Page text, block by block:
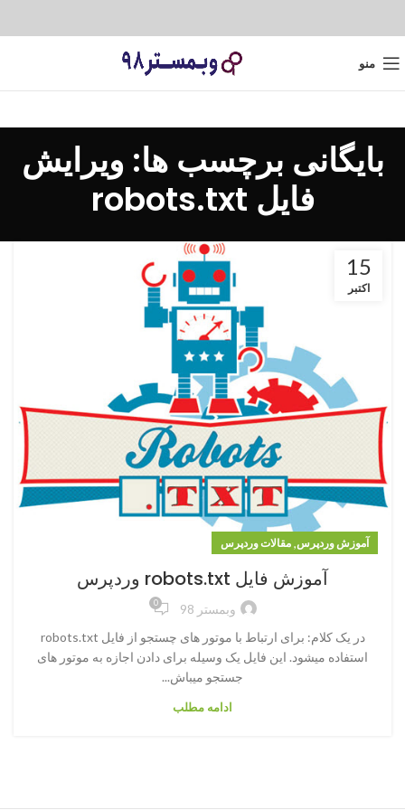
منو
بایگانی برچسب ها: ویرایش
فایل robots.txt
15
اکتبر
آموزش وردپرس, مقالات وردپرس
آموزش فایل robots.txt وردپرس
وبمستر 98 0
در یک کلام: برای ارتباط با موتور های چستجو از فایل robots.txt
استفاده میشود. این فایل یک وسیله برای دادن اجازه به موتور های
جستجو میباش...
ادامه مطلب